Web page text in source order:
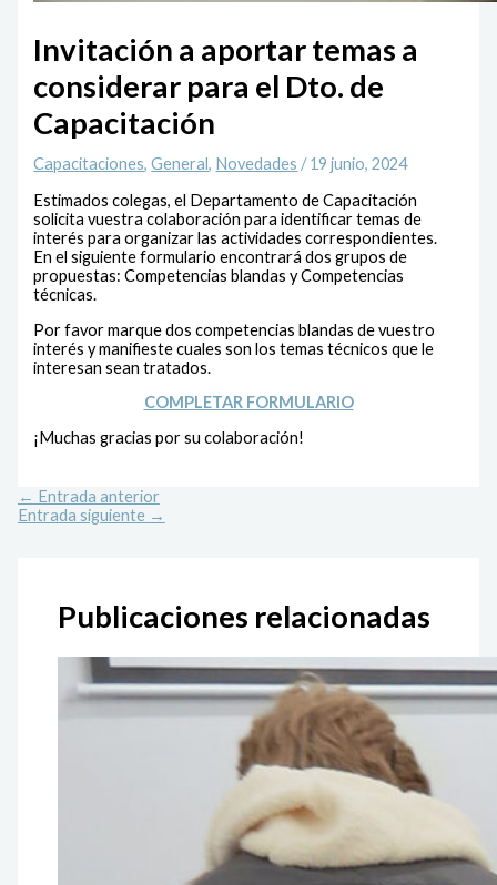
Invitación a aportar temas a
considerar para el Dto. de
Capacitación
Capacitaciones,General, Novedades /19 junio, 2024
Estimados colegas, el Departamento de Capacitación
solicita vuestra colaboración para identificar temas de
interés para organizar las actividades correspondientes.
En el siguiente formulario encontrará dos grupos de
propuestas: Competencias blandas y Competencias
técnicas.
Por favor marque dos competencias blandas de vuestro
interés y manifieste cuales son los temas técnicos que le
interesan sean tratados.
COMPLETAR FORMULARIO
¡Muchas gracias por su colaboración!
← Entrada anterior
Entrada siguiente →
Publicaciones relacionadas